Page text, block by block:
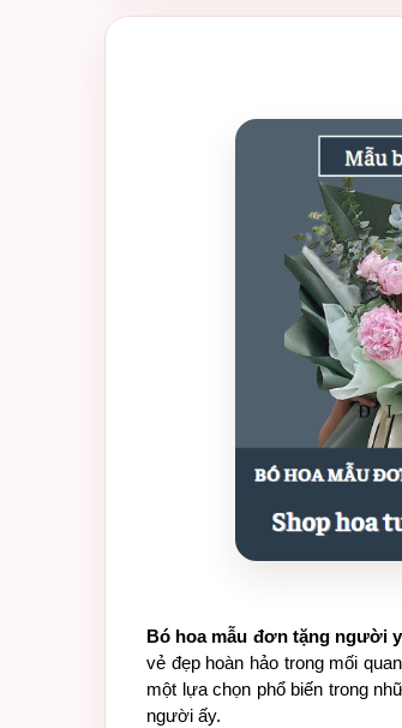
Bó hoa mẫu đơn tặng người
vẻ đẹp hoàn hảo trong mối
một lựa chọn phổ biến trong
người ấy.